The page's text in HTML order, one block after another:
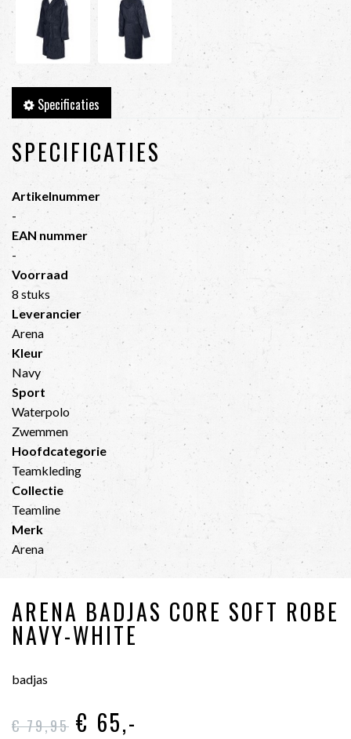
Specificaties
SPECIFICATIES
Artikelnummer
-
EAN nummer
-
Voorraad
8 stuks
Leverancier
Arena
Kleur
Navy
Sport
Waterpolo
Zwemmen
Hoofdcategorie
Teamkleding
Collectie
Teamline
Merk
Arena
ARENA BADJAS CORE SOFT ROBE
NAVY-WHITE
badjas
€ 79,95 € 65,-